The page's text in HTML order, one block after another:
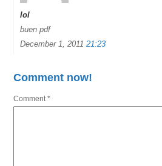
lol
buen pdf
December 1, 201121:23
Comment now!
Comment*